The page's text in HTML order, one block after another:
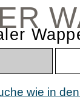
wie in